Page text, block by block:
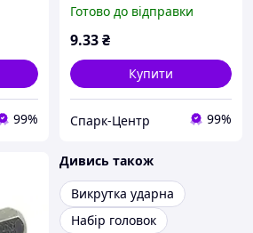
99%
Готово до відправки
9.33₴
Купити
Спарк-Центр 99%
Дивись також
Викрутка ударна
Набір головок